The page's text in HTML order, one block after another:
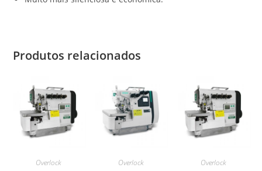
Produtos relacionados
Overlock Overlock Overlock